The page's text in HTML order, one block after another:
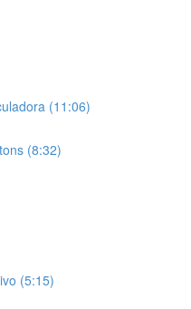
(11:06)
(8:32)
(5:15)